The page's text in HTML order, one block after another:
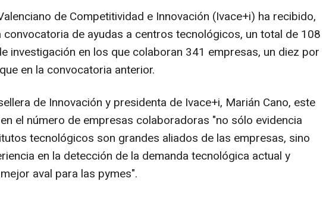
de Competitividad e Innovación (Ivace+i) ha recibido,
convocatoria de ayudas a centros tecnológicos, un total de 108
investigación en los que colaboran 341 empresas, un diez por
en la convocatoria anterior.
de Innovación y presidenta de Ivace+i, Marián Cano, este
el número de empresas colaboradoras "no sólo evidencia
tecnológicos son grandes aliados de las empresas, sino
en la detección de la demanda tecnológica actual y
aval para las pymes".